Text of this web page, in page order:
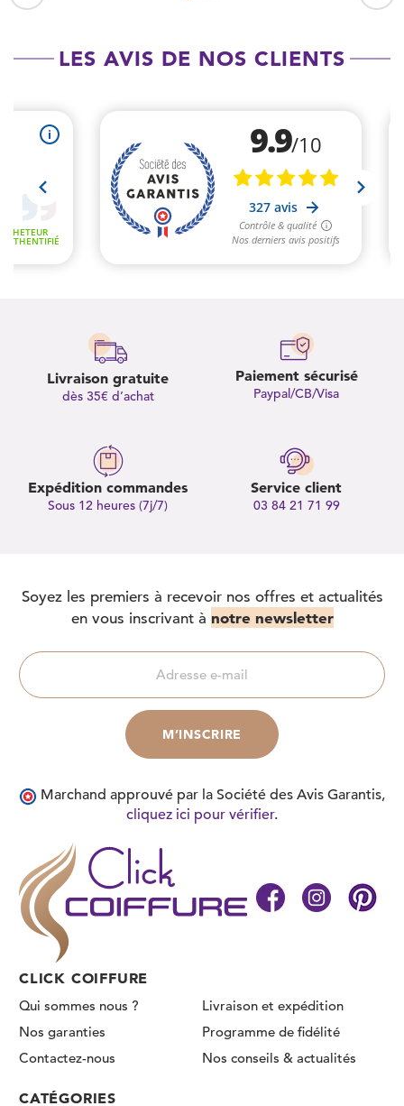
LES AVIS DE NOS CLIENTS
Livraison gratuite
dès 35€ d’achat
Paiement sécurisé
Paypal/CB/Visa
Expédition commandes
Sous 12 heures (7j/7)
Service client
03 84 21 71 99
CLICK COIFFURE
Qui sommes nous ?
Livraison et expédition
Nos garanties
Programme de fidélité
Contactez-nous
Nos conseils & actualités
CATÉGORIES
Soyez les premiers à recevoir nos offres et actualités
en vous inscrivant à notre newsletter
Marchand approuvé par la Société des Avis Garantis,
cliquez ici pour vérifier.